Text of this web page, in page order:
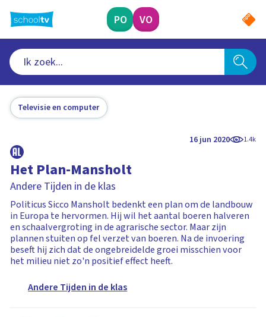
naar
hoofdinhoud
PO VO
Televisie en computer
16 jun 2020 1.4k
Het Plan-Mansholt
Andere Tijden in de klas
Politicus Sicco Mansholt bedenkt een plan om de landbouw
in Europa te hervormen. Hij wil het aantal boeren halveren
en schaalvergroting in de agrarische sector. Maar zijn
plannen stuiten op fel verzet van boeren. Na de invoering
beseft hij zich dat de ongebreidelde groei misschien voor
het milieu niet zo'n positief effect heeft.
Andere Tijden in de klas